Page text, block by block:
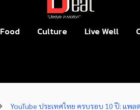
Food Culture Live Well
YouTube ประเทศไทย ครบรอบ 10 ปี: แพ